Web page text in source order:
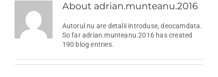
About adrian.munteanu.2016
Autorul nu are detalii introduse, deocamdata.
So far adrian.munteanu.2016 has created
190 blog entries.